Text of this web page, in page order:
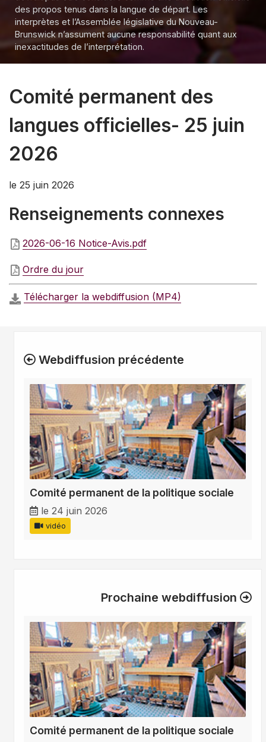
des propos tenus dans la langue de départ. Les
interprètes et l’Assemblée législative du Nouveau-
Brunswick n’assument aucune responsabilité quant aux
inexactitudes de l’interprétation.
Comité permanent des
langues officielles- 25 juin
2026
le 25 juin 2026
Renseignements connexes
2026-06-16 Notice-Avis.pdf
Ordre du jour
Télécharger la webdiffusion (MP4)
Webdiffusion précédente
Comité permanent de la politique sociale
le 24 juin 2026
vidéo
Prochaine webdiffusion
Comité permanent de la politique sociale